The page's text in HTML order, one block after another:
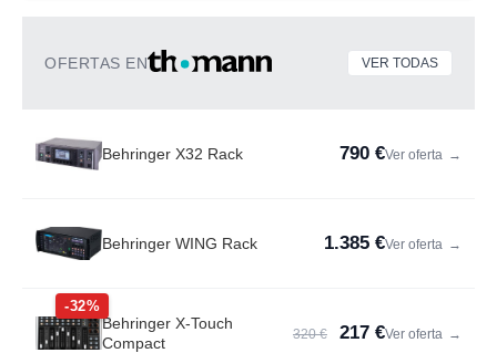
OFERTAS EN VER TODAS
Behringer X32 Rack 790 €Ver oferta →
Behringer WING Rack 1.385 €Ver oferta →
-32%
Behringer X-Touch
Compact
320 € 217 €Ver oferta →